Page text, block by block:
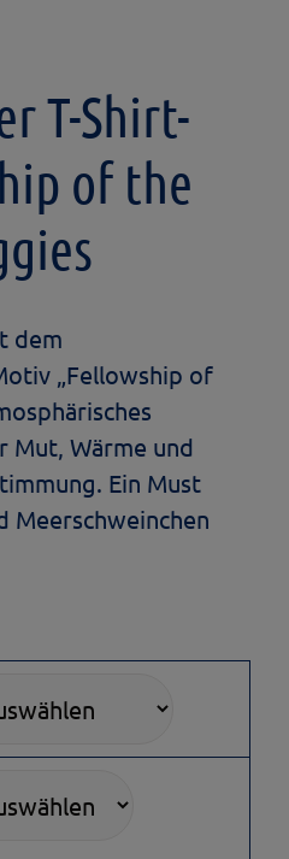
T-Shirt-
of the
dem
„Fellowship of
Mut, Wärme und
Ein Must
Meerschweinchen